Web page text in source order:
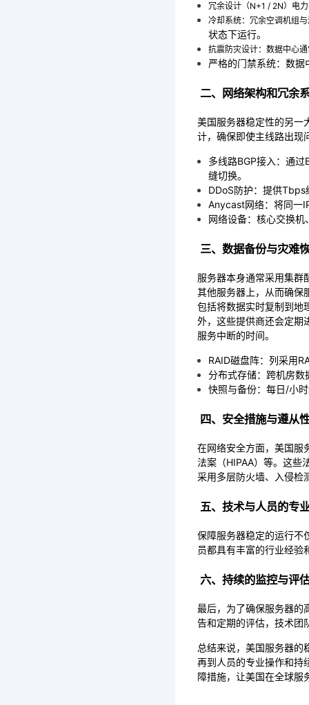
冗余设计（N+1 / 2N）电
冷却系统：冗余空调机组
状态下运行。
抗震防灾设计：数据中心
严格的门禁系统：数
二、网络架构和冗余
美国服务器稳定性的另一
计，确保即使主线路出现
多线路BGP接入：通
缝切换。
DDoS防护：提供
Anycast网络：将同一
网络设备：核心交换
三、数据备份与灾难
服务器本身通常采用集群
其他服务器上，从而确保
包括将数据实时复制到地
外，这些提供商还会定期
服务中断的时间。
RAID磁盘阵：列采用
分布式存储：跨机房
快照与备份：每日/小
四、安全措施与遵从
在网络安全方面，美国服
法案（HIPAA）等。这些
采用多层防火墙、入侵检
五、技术与人员的专
保障服务器稳定的运行不
员都具有丰富的行业经验
六、持续的监控与评
最后，为了确保服务器的
告和定期的评估，技术团
总结来说，美国服务器的
再到人员的专业操作和持
障措施，让美国在全球服